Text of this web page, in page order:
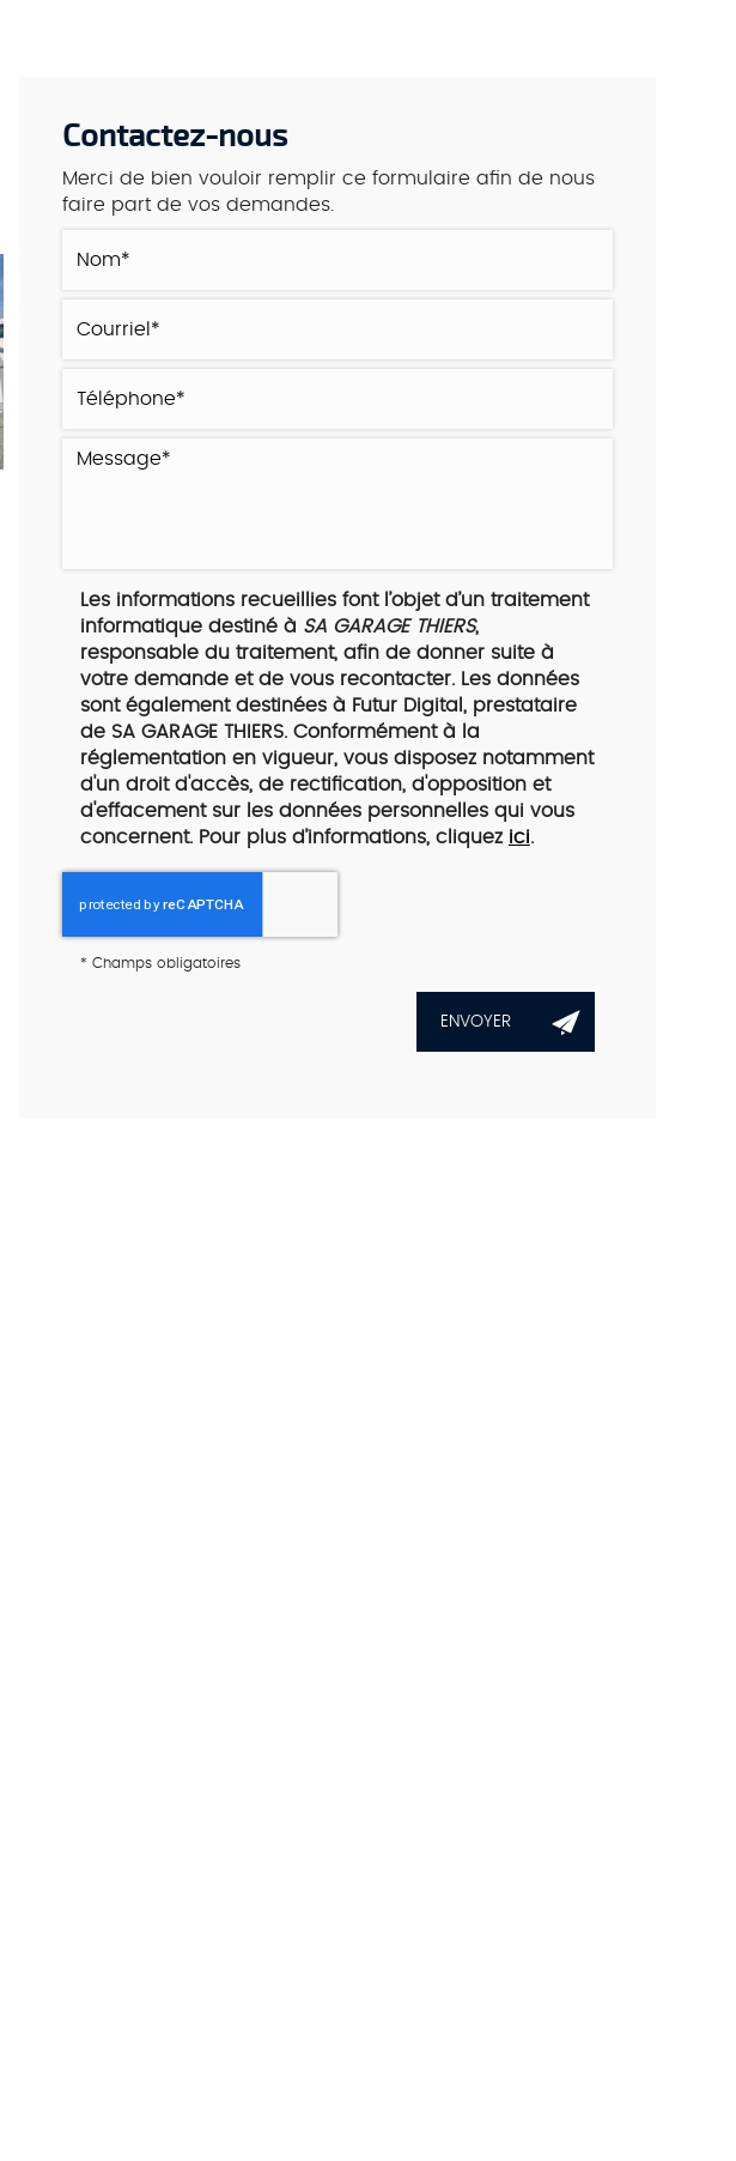
Contactez-nous
Merci de bien vouloir remplir ce formulaire afin de nous
faire part de vos demandes.
Les informations recueillies font l’objet d’un traitement
informatique destiné à SA GARAGE THIERS,
responsable du traitement, afin de donner suite à
votre demande et de vous recontacter. Les données
sont également destinées à Futur Digital, prestataire
de SA GARAGE THIERS. Conformément à la
réglementation en vigueur, vous disposez notamment
d'un droit d'accès, de rectification, d'opposition et
d'effacement sur les données personnelles qui vous
concernent. Pour plus d’informations, cliquez ici.
* Champs obligatoires